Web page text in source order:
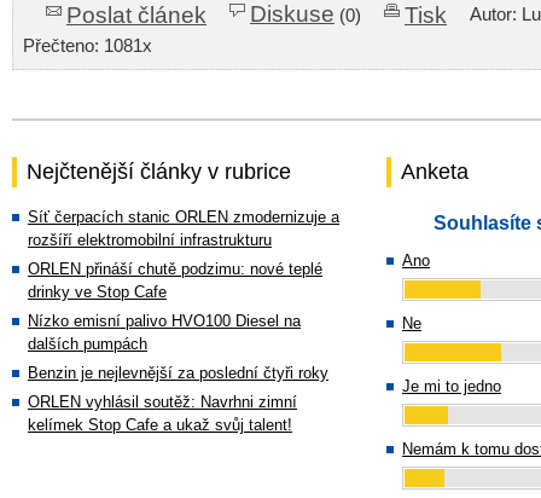
Poslat článek Diskuse (0) Tisk
Autor:
Přečteno: 1081x
Nejčtenější články v rubrice
Síť čerpacích stanic ORLEN zmodernizuje a
rozšíří elektromobilní infrastrukturu
ORLEN přináší chutě podzimu: nové teplé
drinky ve Stop Cafe
Nízko emisní palivo HVO100 Diesel na
dalších pumpách
Benzin je nejlevnější za poslední čtyři roky
ORLEN vyhlásil soutěž: Navrhni zimní
kelímek Stop Cafe a ukaž svůj talent!
Anketa
Souhlasíte
Ano
Ne
Je mi to jedno
Nemám k tomu